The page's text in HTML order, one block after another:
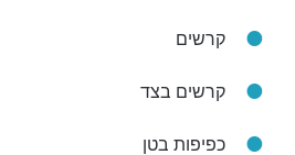
קרשים
קרשים בצד
כפיפות בטן